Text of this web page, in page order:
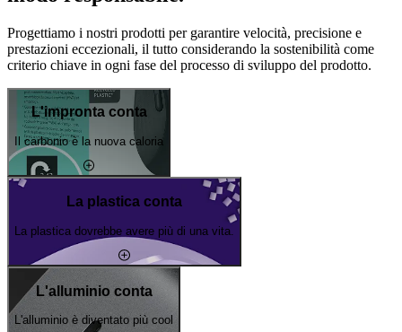
Progettiamo i nostri prodotti per garantire velocità, precisione e
prestazioni eccezionali, il tutto considerando la sostenibilità come
criterio chiave in ogni fase del processo di sviluppo del prodotto.
L'impronta conta
Il carbonio è la nuova caloria
La plastica conta
La plastica dovrebbe avere più di una vita.
L'alluminio conta
L'alluminio è diventato più cool